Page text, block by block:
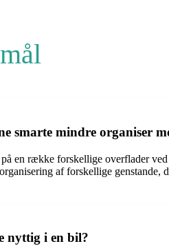
smarte mindre organiser
en række forskellige overflader
af forskellige
nyttig i en bil?